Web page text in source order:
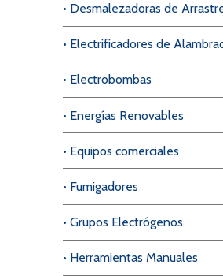
• Desmalezadoras de
• Electrificadores de
• Electrobombas
• Energías Renovables
• Equipos comerciales
• Fumigadores
• Grupos Electrógenos
• Herramientas Manuales